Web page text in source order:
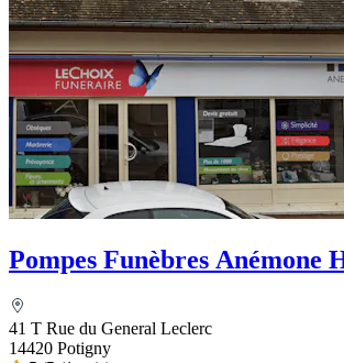
Pompes Funèbres Anémone
41 T Rue du General Leclerc
14420 Potigny